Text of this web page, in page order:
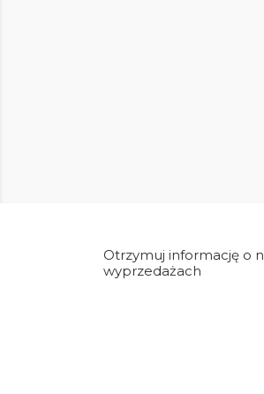
Otrzymuj informację o
wyprzedażach